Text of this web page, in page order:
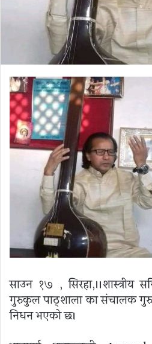
साउन १७ , सिरहा,।।शास्त्रीय
गुरुकुल पाठ्शाला का संचालक
निधन भएको छ।